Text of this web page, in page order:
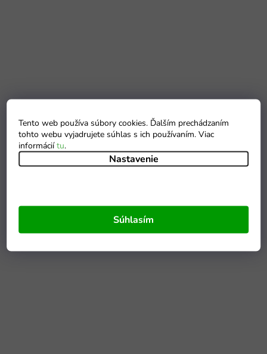
Tento web používa súbory cookies. Ďalším prechádzaním
tohto webu vyjadrujete súhlas s ich používaním. Viac
informáciítu.
Nastavenie
Súhlasím